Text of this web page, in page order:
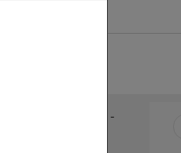
auto solvanté -